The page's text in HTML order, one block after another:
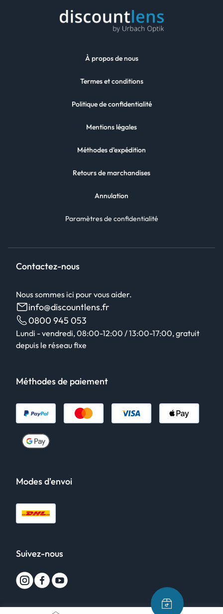
À propos de nous
Termes et conditions
Politique de confidentialité
Mentions légales
Méthodes d'expédition
Retours de marchandises
Annulation
Paramètres de confidentialité
Contactez-nous
Nous sommes ici pour vous aider.
info@discountlens.fr
0800 945 053
Lundi - vendredi, 08:00-12:00 / 13:00-17:00, gratuit
depuis le réseau fixe
Méthodes de paiement
Modes d'envoi
Suivez-nous